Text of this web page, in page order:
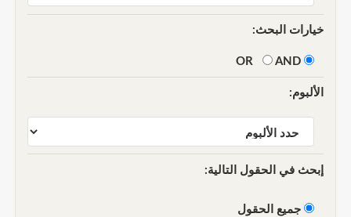
خيارات البحث:
AND
الألبوم:
إبحث في الحقول التالية:
جميع الحقول